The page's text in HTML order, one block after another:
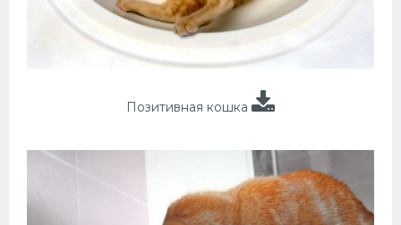
Позитивная кошка